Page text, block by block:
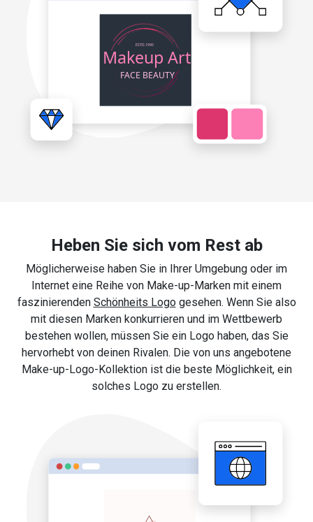
Heben Sie sich vom Rest ab
Möglicherweise haben Sie in Ihrer Umgebung oder im
Internet eine Reihe von Make-up-Marken mit einem
faszinierenden Schönheits Logogesehen. Wenn Sie also
mit diesen Marken konkurrieren und im Wettbewerb
bestehen wollen, müssen Sie ein Logo haben, das Sie
hervorhebt von deinen Rivalen. Die von uns angebotene
Make-up-Logo-Kollektion ist die beste Möglichkeit, ein
solches Logo zu erstellen.